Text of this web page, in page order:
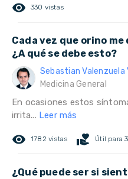
remove_red_eye 330 vistas
Cada vez que orino
¿A qué se debe esto?
Sebastian Valenzuela
Medicina General
En ocasiones estos
irrita... Leer más
remove_red_eye 1782 vistas volunteer_activism Útil para
¿Qué puede ser si